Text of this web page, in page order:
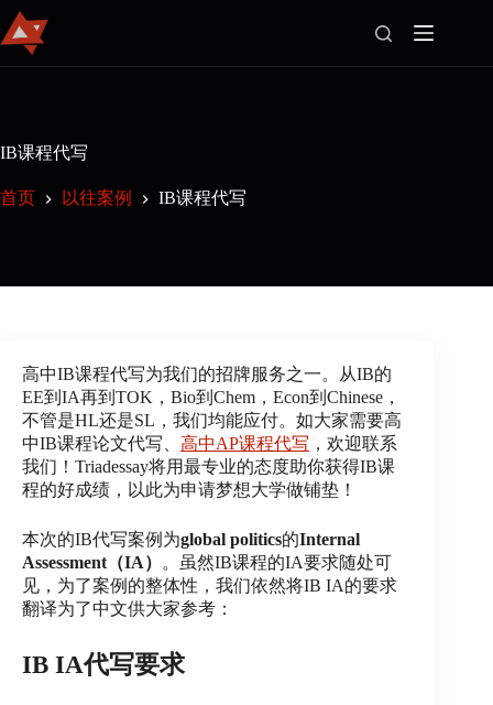
页
方
案
例
关
于
我
们
联
系
我
们
Email
IB课程代写
首页 以往案例 IB课程代写
高中IB课程代写为我们的招牌服务之一。从IB的
EE到IA再到TOK，Bio到Chem，Econ到Chinese，
不管是HL还是SL，我们均能应付。如大家需要高
中IB课程论文代写、 高中AP课程代写 ，欢迎联系
我们！Triadessay将用最专业的态度助你获得IB课
程的好成绩，以此为申请梦想大学做铺垫！
本次的IB代写案例为global politics的Internal
Assessment（IA）
。虽然IB课程的IA要求随处可
见，为了案例的整体性，我们依然将IB IA的要求
翻译为了中文供大家参考：
IB IA代写要求